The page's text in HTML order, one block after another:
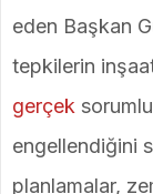
eden Başkan
tepkilerin
gerçek
engellendiğini
planlamalar,